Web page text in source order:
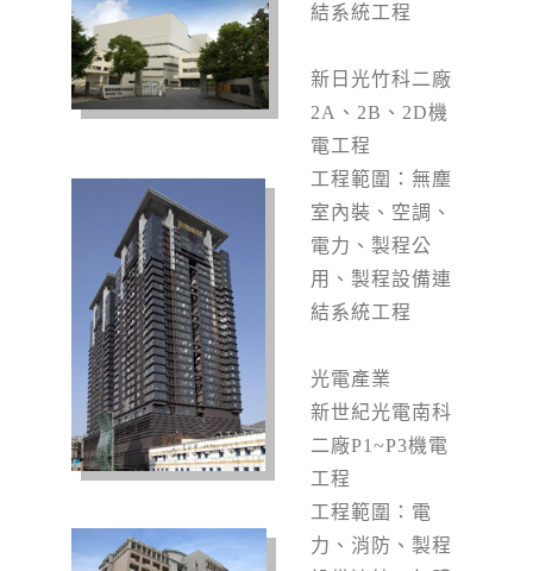
結系統工程
新日光竹科二廠
2A 、2B、2D機
電工程
工程範圍：無塵
室內裝、空調、
電力、製程公
用、製程設備連
結系統工程
光電產業
新世紀光電南科
二廠P1~P3機電
工程
工程範圍：電
力、消防、製程